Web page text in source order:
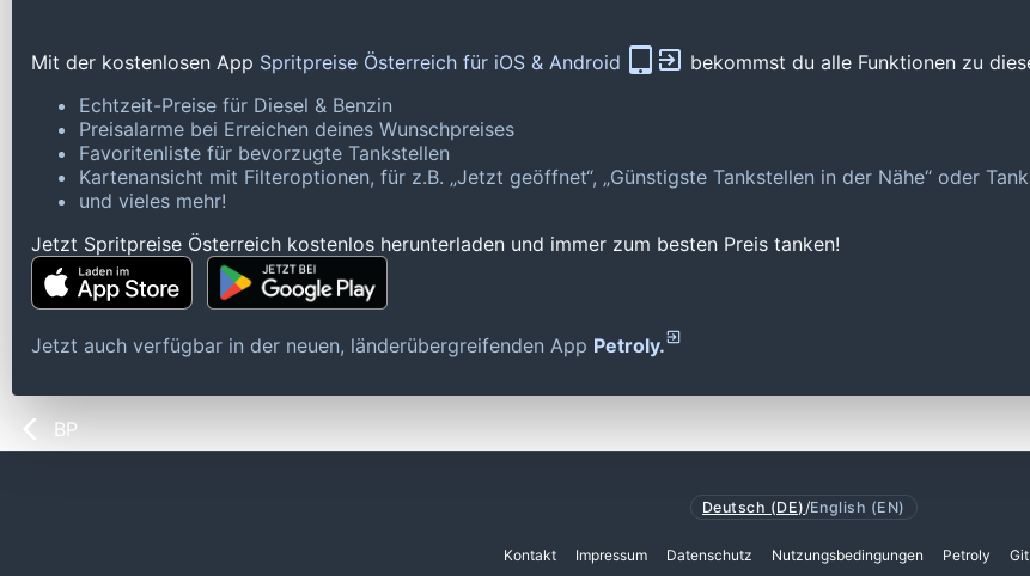
Mit der kostenlosen App Spritpreise Österreich für iOS & Android
bekommst du alle Funktionen zu
Echtzeit-Preise für Diesel & Benzin
Preisalarme bei Erreichen deines Wunschpreises
Favoritenliste für bevorzugte Tankstellen
Kartenansicht mit Filteroptionen, für z.B. „Jetzt geöffnet“, „Günstigste Tankstellen in der Nähe“ oder
und vieles mehr!
Jetzt Spritpreise Österreich kostenlos herunterladen und immer zum besten Preis tanken!
Jetzt auch verfügbar in der neuen, länderübergreifenden App Petroly.
BP
Deutsch (DE) /English (EN)
Kontakt Impressum Datenschutz Nutzungsbedingungen Petroly